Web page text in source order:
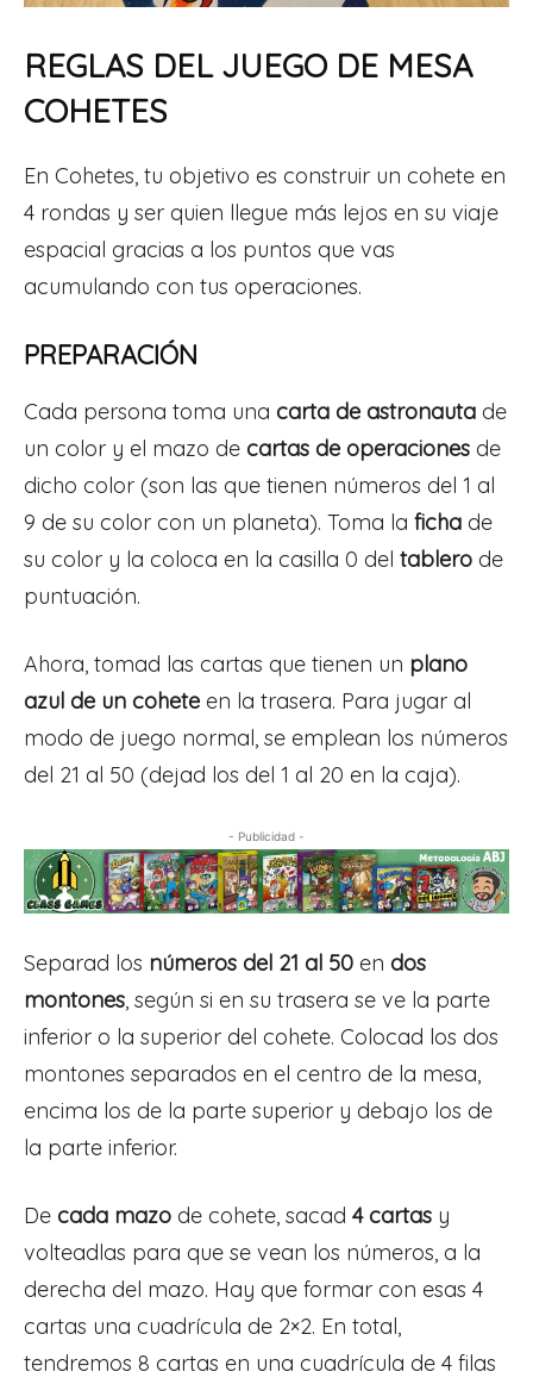
REGLAS DEL JUEGO DE MESA
COHETES
En Cohetes, tu objetivo es construir un cohete en
4 rondas y ser quien llegue más lejos en su viaje
espacial gracias a los puntos que vas
acumulando con tus operaciones.
PREPARACIÓN
Cada persona toma una carta de astronauta de
un color y el mazo de cartas de operaciones de
dicho color (son las que tienen números del 1 al
9 de su color con un planeta). Toma la ficha de
su color y la coloca en la casilla 0 del tablero de
puntuación.
Ahora, tomad las cartas que tienen un plano
azul de un cohete en la trasera. Para jugar al
modo de juego normal, se emplean los números
del 21 al 50 (dejad los del 1 al 20 en la caja).
- Publicidad -
Separad los números del 21 al 50 en dos
montones , según si en su trasera se ve la parte
inferior o la superior del cohete. Colocad los dos
montones separados en el centro de la mesa,
encima los de la parte superior y debajo los de
la parte inferior.
De cada mazo de cohete, sacad 4 cartas y
volteadlas para que se vean los números, a la
derecha del mazo. Hay que formar con esas 4
cartas una cuadrícula de 2×2. En total,
tendremos 8 cartas en una cuadrícula de 4 filas